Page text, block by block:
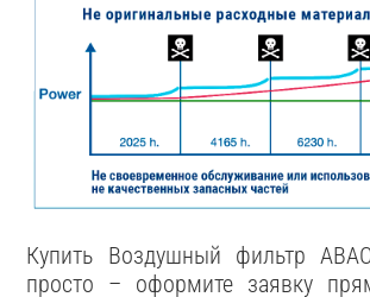
Купить Воздушный фильтр
просто – оформите заявку